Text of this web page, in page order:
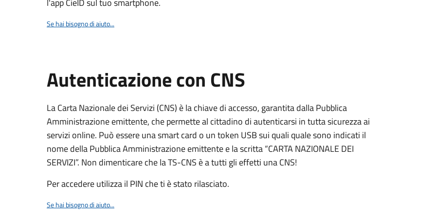
l'app CieID sul tuo smartphone.
Se hai bisogno di aiuto...
Autenticazione con CNS
La Carta Nazionale dei Servizi (CNS) è la chiave di accesso, garantita dalla Pubblica
Amministrazione emittente, che permette al cittadino di autenticarsi in tutta sicurezza ai
servizi online. Può essere una smart card o un token USB sui quali quale sono indicati il
nome della Pubblica Amministrazione emittente e la scritta “CARTA NAZIONALE DEI
SERVIZI”. Non dimenticare che la TS-CNS è a tutti gli effetti una CNS!
Per accedere utilizza il PIN che ti è stato rilasciato.
Se hai bisogno di aiuto...